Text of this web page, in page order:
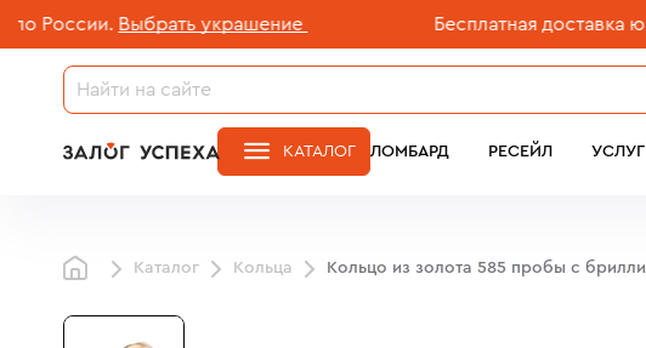
Выбрать украшение Бесплатная доставка
ЛОМБАРД РЕСЕЙЛ
КАТАЛОГ
Каталог Кольца Кольцо из золота 585 пробы с